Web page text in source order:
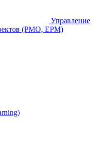
Управление
(PMO, EPM)